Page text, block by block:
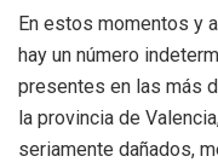
En estos momentos y
hay un número
presentes en las más
la provincia de
seriamente dañados,